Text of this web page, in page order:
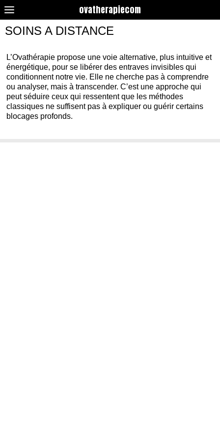
ovatherapiecom
SOINS A DISTANCE
L’Ovathérapie propose une voie alternative, plus intuitive et
énergétique, pour se libérer des entraves invisibles qui
conditionnent notre vie. Elle ne cherche pas à comprendre
ou analyser, mais à transcender. C’est une approche qui
peut séduire ceux qui ressentent que les méthodes
classiques ne suffisent pas à expliquer ou guérir certains
blocages profonds.